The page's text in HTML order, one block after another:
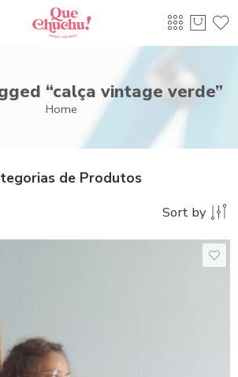
“calça vintage verde”
Home
de Produtos
Sort by